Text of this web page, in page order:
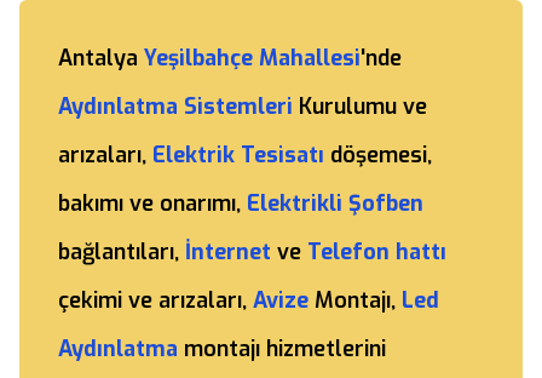
Antalya Yeşilbahçe Mahallesi'nde
Aydınlatma Sistemleri Kurulumu ve
arızaları, Elektrik Tesisatı döşemesi,
bakımı ve onarımı, Elektrikli Şofben
bağlantıları, İnternet ve Telefon hattı
çekimi ve arızaları, Avize Montajı, Led
Aydınlatma montajı hizmetlerini